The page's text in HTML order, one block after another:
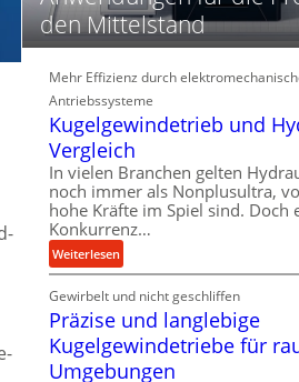
d
i
e
r
f
o
r
m
a
n
c
e
b
e
i
den Mittelstand
Mehr Effizienz durch
Antriebssysteme
Kugelgewindetrieb und
Vergleich
In vielen Branchen gelten
noch immer als Nonplusultra,
hohe Kräfte im Spiel sind. Doch
Konkurrenz…
Weiterlesen:
K
u
g
l
Gewirbelt und nicht geschliffen
Präzise und langlebige
Kugelgewindetriebe für
Umgebungen